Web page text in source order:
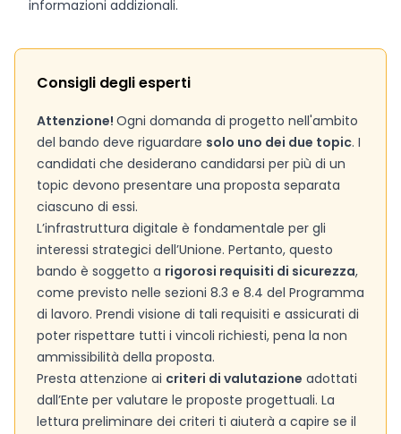
informazioni addizionali.
Consigli degli esperti
Attenzione! Ogni domanda di progetto nell'ambito
del bando deve riguardare solo uno dei due topic. I
candidati che desiderano candidarsi per più di un
topic devono presentare una proposta separata
ciascuno di essi.
L’infrastruttura digitale è fondamentale per gli
interessi strategici dell’Unione. Pertanto, questo
bando è soggetto a rigorosi requisiti di sicurezza,
come previsto nelle sezioni 8.3 e 8.4 del Programma
di lavoro. Prendi visione di tali requisiti e assicurati di
poter rispettare tutti i vincoli richiesti, pena la non
ammissibilità della proposta.
Presta attenzione ai criteri di valutazione adottati
dall’Ente per valutare le proposte progettuali. La
lettura preliminare dei criteri ti aiuterà a capire se il